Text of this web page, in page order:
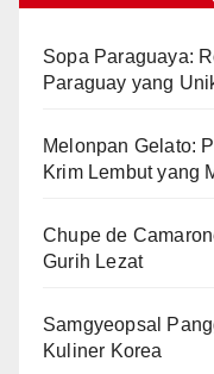
Sopa Paraguaya:
Paraguay yang
Melonpan Gelato:
Krim Lembut yang
Chupe de
Gurih Lezat
Samgyeopsal
Kuliner Korea